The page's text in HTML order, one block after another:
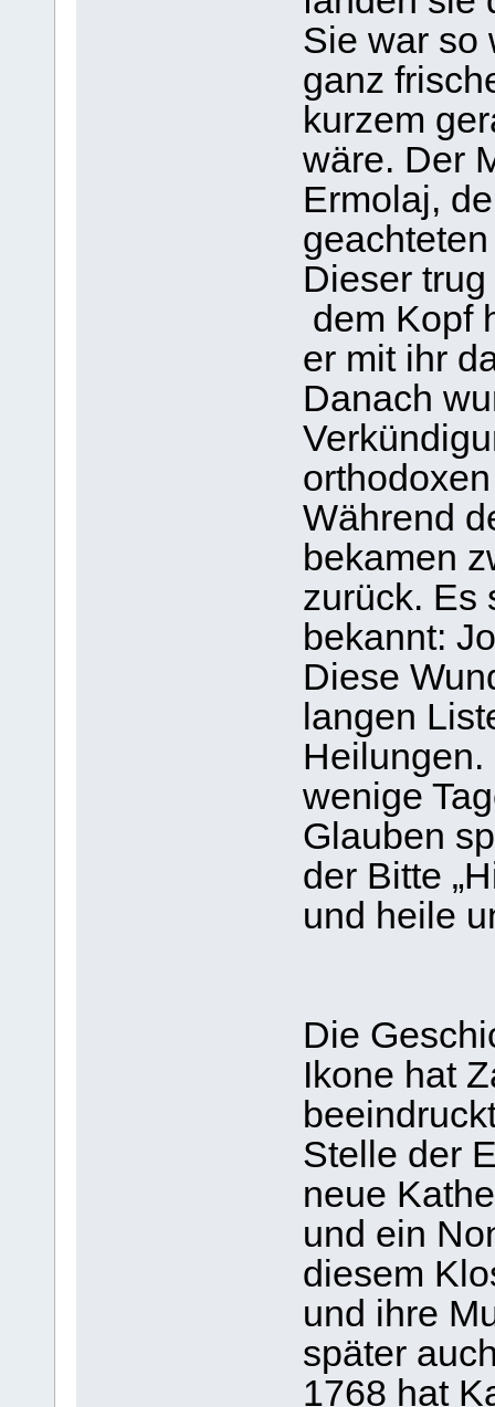
Sie war so
ganz
kurzem
wäre. Der
Еrmolaj,
Dieser
dem Kopf
er mit ihr
Danach
Während
bekamen
zurück. Es
bekannt:
Diese
langen
wenige
Glauben
der Bitte
und heile
Die
Ikone hat
Stelle der
neue
und ein
diesem
und ihre
später
1768 hat